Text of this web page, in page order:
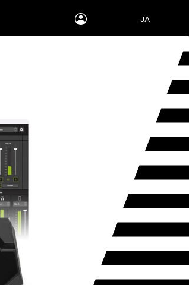
myLEWITT
Account
JA